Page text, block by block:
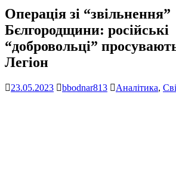
Операція зі “звільнення”
Бєлгородщини: російські
“добровольці”
Легіон
23.05.2023 bbodnar813 Аналітика,